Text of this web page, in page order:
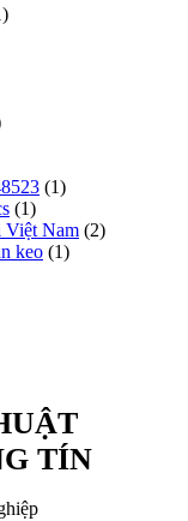
(1)
(1)
Việt Nam (2)
keo (1)
TÍN